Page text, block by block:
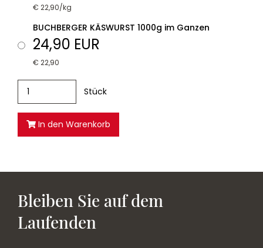
€ 22,90/kg
BUCHBERGER KÄSWURST 1000g im Ganzen
24,90 EUR
€ 22,90
Stück
In den Warenkorb
Bleiben Sie auf dem
Laufenden